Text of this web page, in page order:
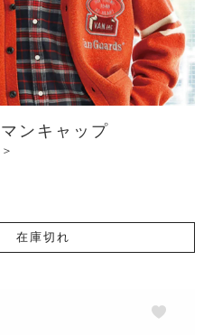
ンキャップ
在庫切れ